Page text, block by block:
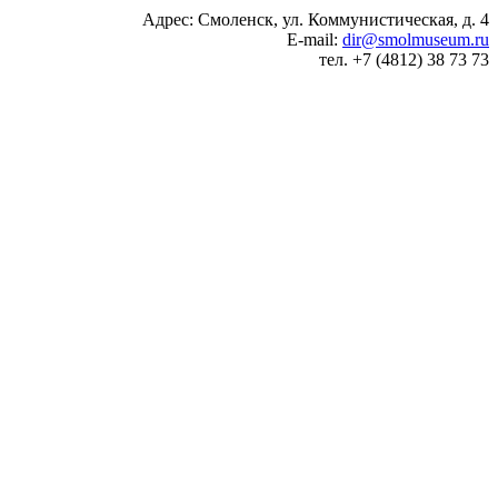
Адрес: Смоленск, ул. Коммунистическая, д. 4
E-mail: dir@smolmuseum.ru
тел. +7 (4812) 38 73 73